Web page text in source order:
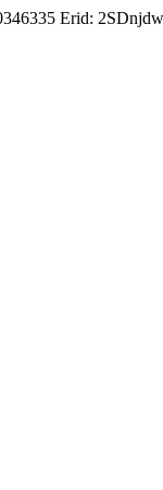
Erid: